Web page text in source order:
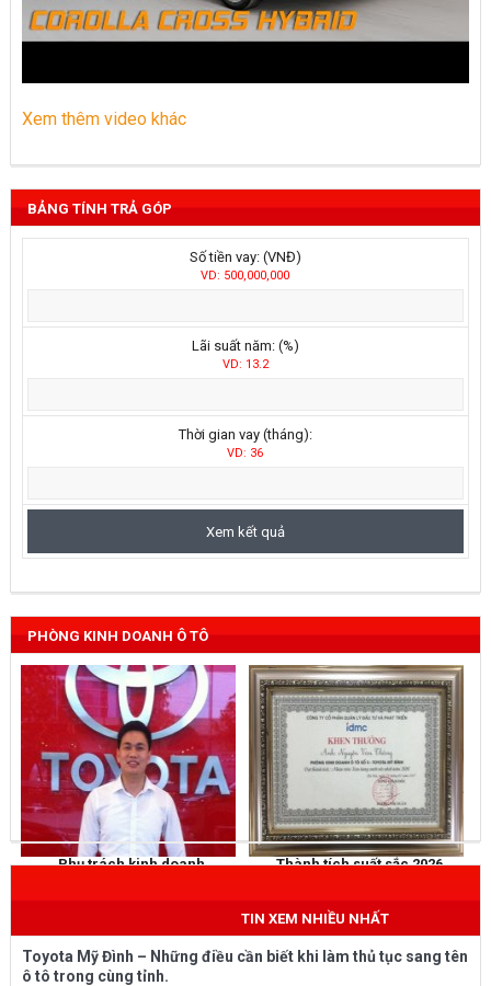
Xem thêm video khác
BẢNG TÍNH TRẢ GÓP
Số tiền vay: (VNĐ)
VD: 500,000,000
Lãi suất năm: (%)
VD: 13.2
Thời gian vay (tháng):
VD: 36
PHÒNG KINH DOANH Ô TÔ
Phụ trách kinh doanh Thành tích suất sắc 2026
TIN XEM NHIỀU NHẤT
Toyota Mỹ Đình – Những điều cần biết khi làm thủ tục sang tên
ô tô trong cùng tỉnh.